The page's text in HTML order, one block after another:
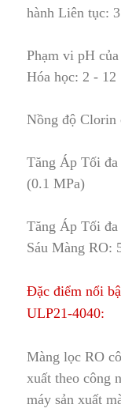
hành Liên tục:
Phạm vi pH
Hóa học: 2 - 12
Nồng độ Clorin
Tăng Áp Tối
(0.1 MPa)
Tăng Áp Tối
Sáu Màng RO:
Đặc điểm nổi
ULP21-4040:
Màng lọc RO
xuất theo công
máy sản xuất